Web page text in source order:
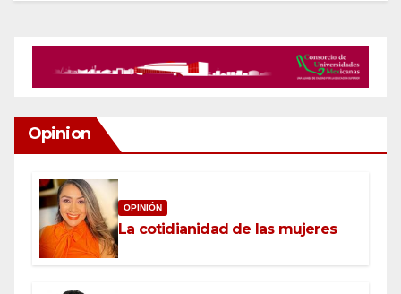
Opinion
OPINIÓN
La cotidianidad de las mujeres